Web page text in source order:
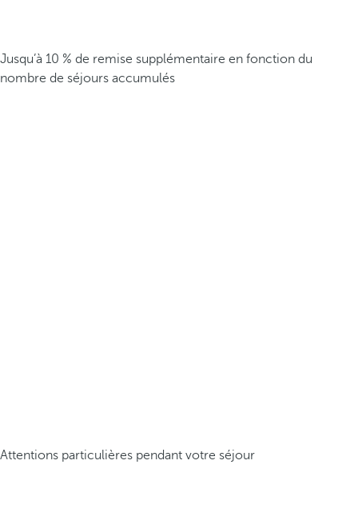
Jusqu’à 10 % de remise supplémentaire en fonction du
nombre de séjours accumulés
Attentions particulières pendant votre séjour